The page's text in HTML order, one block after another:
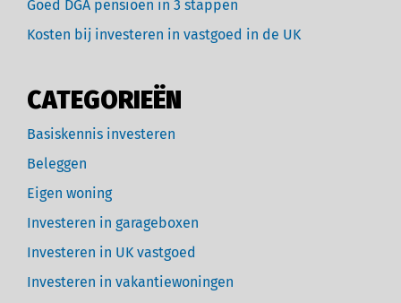
Goed DGA pensioen in 3 stappen
Kosten bij investeren in vastgoed in de UK
CATEGORIEËN
Basiskennis investeren
Beleggen
Eigen woning
Investeren in garageboxen
Investeren in UK vastgoed
Investeren in vakantiewoningen